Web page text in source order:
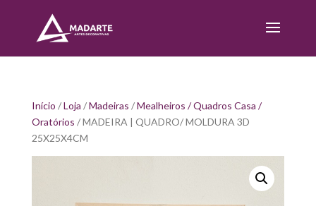
Início /Loja /Madeiras /Mealheiros / Quadros Casa /
Oratórios / MADEIRA | QUADRO/ MOLDURA 3D
25X25X4CM